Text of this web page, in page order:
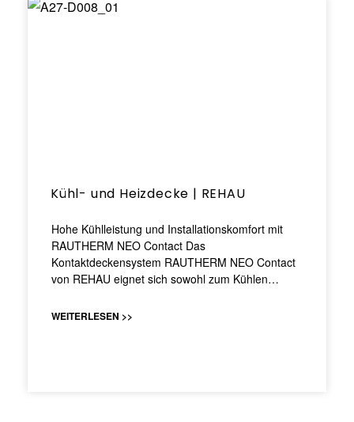
Kühl- und Heizdecke | REHAU
Hohe Kühlleistung und Installationskomfort mit
RAUTHERM NEO Contact Das
Kontaktdeckensystem RAUTHERM NEO Contact
von REHAU eignet sich sowohl zum Kühlen…
WEITERLESEN >>